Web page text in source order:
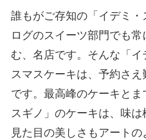
誰もがご存知の「イデミ
ログのスイーツ部門でも常
む、名店です。そんな「イ
スマスケーキは、予約さ
です。最高峰のケーキとま
スギノ」のケーキは、味は
見た目の美しさもアート